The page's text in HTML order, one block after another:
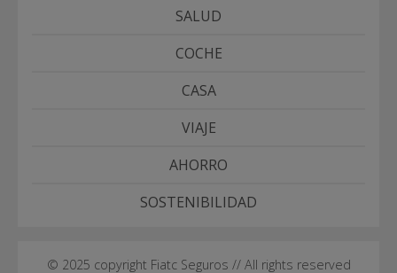
SALUD
COCHE
CASA
VIAJE
AHORRO
SOSTENIBILIDAD
© 2025 copyright Fiatc Seguros // All rights reserved